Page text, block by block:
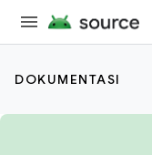
DOKUMENTASI